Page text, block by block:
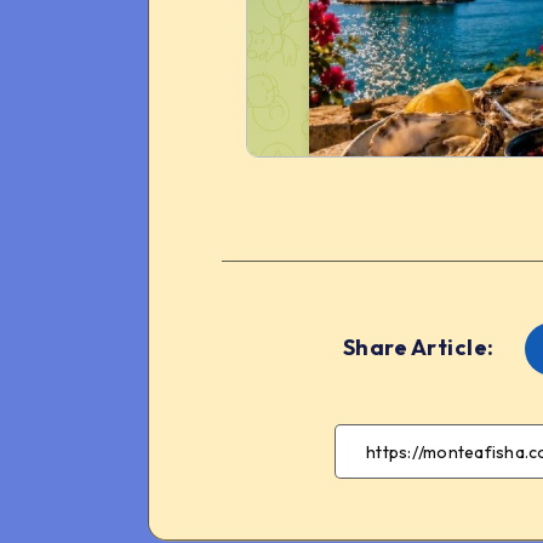
Share Article: